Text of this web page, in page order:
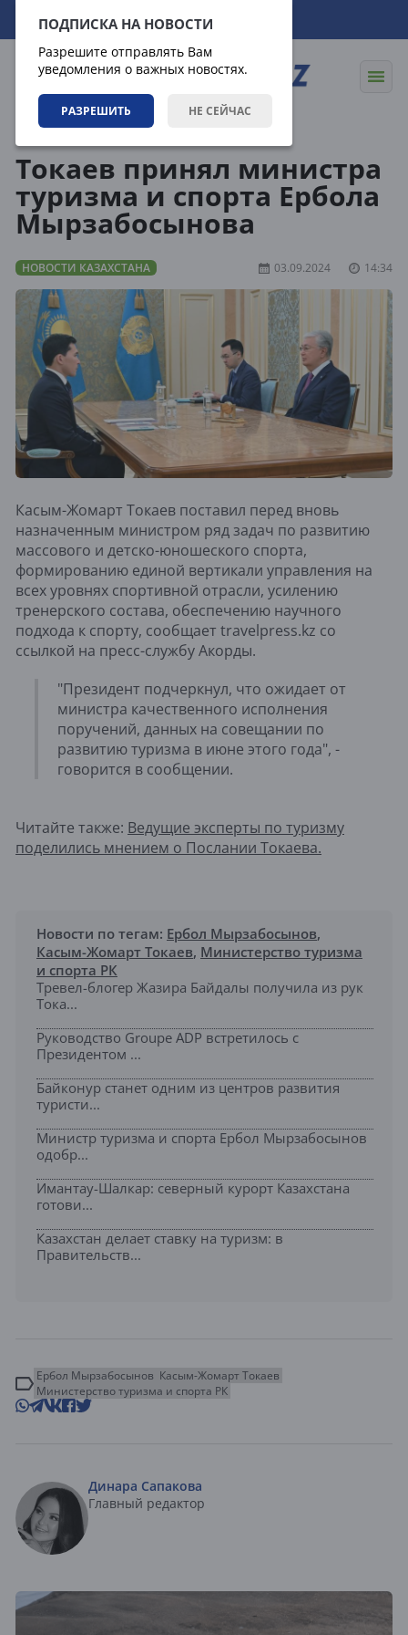
ПОДПИСКА НА НОВОСТИ
Разрешите отправлять Вам
уведомления о важных новостях.
РАЗРЕШИТЬ НЕ СЕЙЧАС
08.08.2026 02:41:45
Токаев принял министра
туризма и спорта Ербола
Мырзабосынова
НОВОСТИ КАЗАХСТАНА 03.09.2024 14:34
Касым-Жомарт Токаев поставил перед вновь
назначенным министром ряд задач по развитию
массового и детско-юношеского спорта,
формированию единой вертикали управления на
всех уровнях спортивной отрасли, усилению
тренерского состава, обеспечению научного
подхода к спорту, сообщает travelpress.kz со
ссылкой на пресс-службу Акорды.
"Президент подчеркнул, что ожидает от
министра качественного исполнения
поручений, данных на cовещании по
развитию туризма в июне этого года", -
говорится в сообщении.
Читайте также: Ведущие эксперты по туризму
поделились мнением о Послании Токаева.
Новости по тегам: Ербол Мырзабосынов,
Касым-Жомарт Токаев, Министерство туризма
и спорта РК
Тревел-блогер Жазира Байдалы получила из рук
Тока...
Руководство Groupe ADP встретилось с
Президентом ...
Байконур станет одним из центров развития
туристи...
Министр туризма и спорта Ербол Мырзабосынов
одобр...
Имантау-Шалкар: северный курорт Казахстана
готови...
Казахстан делает ставку на туризм: в
Правительств...
Ербол Мырзабосынов Касым-Жомарт Токаев
Министерство туризма и спорта РК
Динара Сапакова
Главный редактор